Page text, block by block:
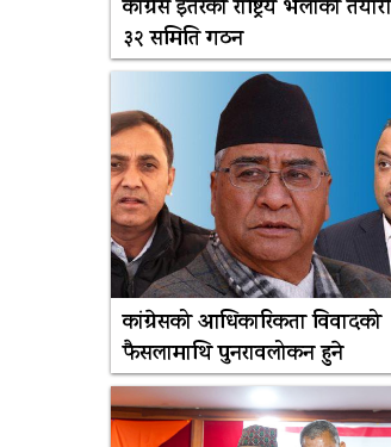
काँग्रेस इतरको राष्ट्रिय भेलाको
३२ समिति गठन
कांग्रेसको आधिकारिकता विवादको
फैसलामाथि पुनरावलोकन हुने